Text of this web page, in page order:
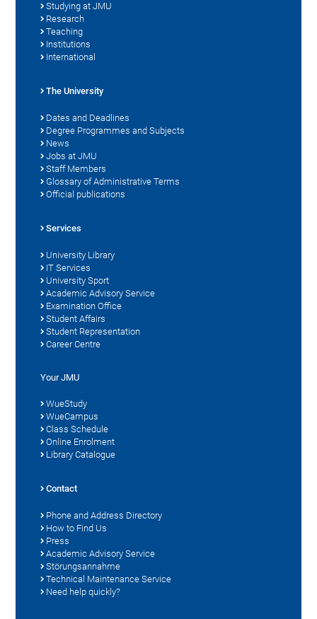
Studying at JMU
Research
Teaching
Institutions
International
The University
Dates and Deadlines
Degree Programmes and Subjects
News
Jobs at JMU
Staff Members
Glossary of Administrative Terms
Official publications
Services
University Library
IT Services
University Sport
Academic Advisory Service
Examination Office
Student Affairs
Student Representation
Career Centre
Your JMU
WueStudy
WueCampus
Class Schedule
Online Enrolment
Library Catalogue
Contact
Phone and Address Directory
How to Find Us
Press
Academic Advisory Service
Störungsannahme
Technical Maintenance Service
Need help quickly?